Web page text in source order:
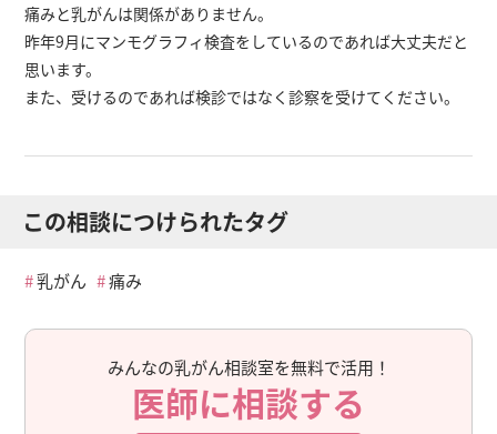
痛みと乳がんは関係がありません。
昨年9月にマンモグラフィ検査をしているのであれば大丈夫だと
思います。
また、受けるのであれば検診ではなく診察を受けてください。
この相談につけられたタグ
乳がん 痛み
みんなの乳がん相談室を無料で活用！
医師に相談する